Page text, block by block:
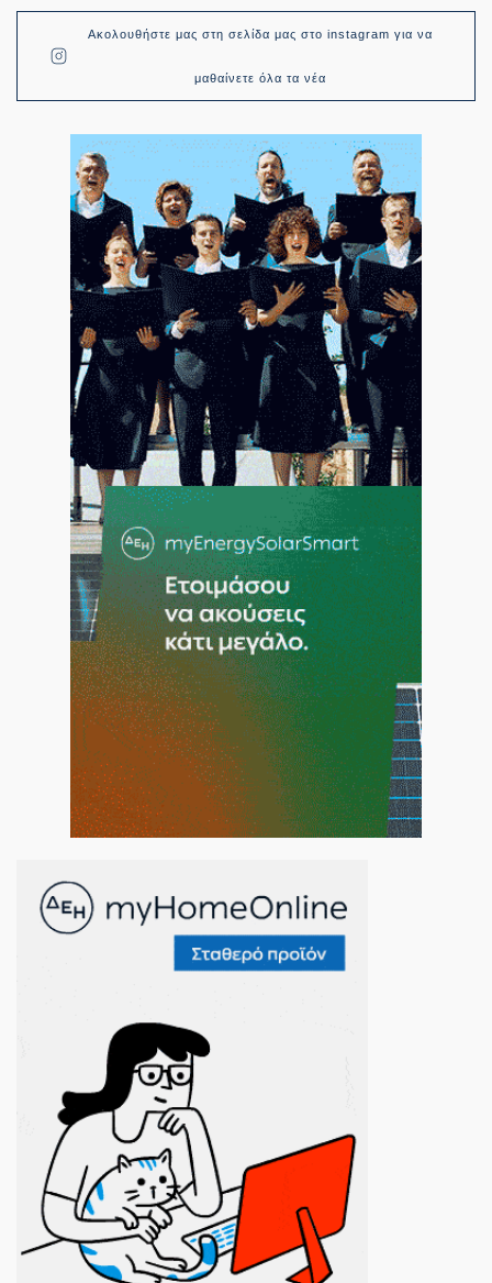
Ακολουθήστε μας στη σελίδα μας στο instagram για να
μαθαίνετε όλα τα νέα